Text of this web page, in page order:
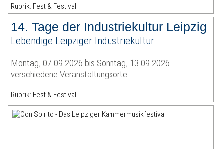
Rubrik: Fest & Festival
14. Tage der Industriekultur Leipzig
Lebendige Leipziger Industriekultur
Montag, 07.09.2026 bis Sonntag, 13.09.2026
verschiedene Veranstaltungsorte
Rubrik: Fest & Festival